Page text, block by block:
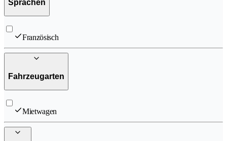
Sprachen
Französisch
Fahrzeugarten
Mietwagen